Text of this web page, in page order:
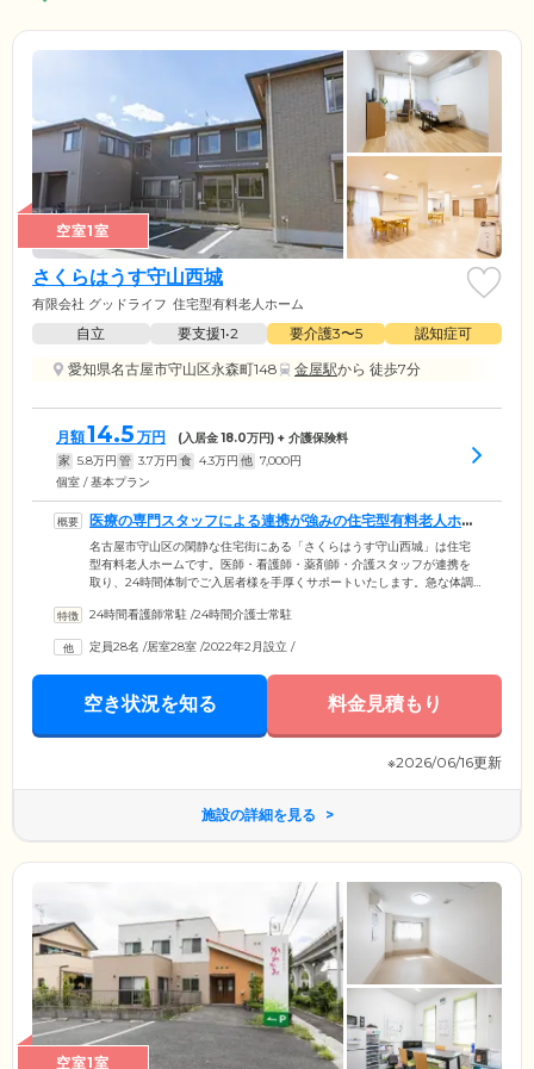
空室1室
さくらはうす守山西城
有限会社 グッドライフ 住宅型有料老人ホーム
自立 要支援1•2 要介護3〜5
認知症可
愛知県名古屋市守山区永森町148
金屋駅から 徒歩7分
月額14.5 万円 (入居金18.0万円) + 介護保険料
家 5.8万円 管 3.7万円 食 4.3万円 他 7,000円
個室 / 基本プラン
医療の専門スタッフによる連携が強みの住宅型有料老人ホー
ムです
名古屋市守山区の閑静な住宅街にある「さくらはうす守山西城」は住宅
型有料老人ホームです。医師・看護師・薬剤師・介護スタッフが連携を
取り、24時間体制でご入居者様を手厚くサポートいたします。急な体調
けるため、インシュリン投与や胃ろうといった医療ケアを必要とされる
います。ご家族様のご要望に応じてご入居者様の様子をメールもしくは
FAXにてご報告させていただきますので、どうぞ安心してお任せくださ
24時間看護師常駐 /24時間介護士常駐
定員28名 /居室28室 /2022年2月設立 /
空き状況を知る 料金見積もり
※2026/06/16更新
施設の詳細を見る
空室1室